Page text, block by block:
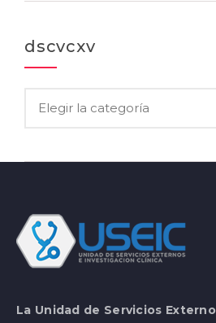
dscvcxv
La Unidad de Servicios